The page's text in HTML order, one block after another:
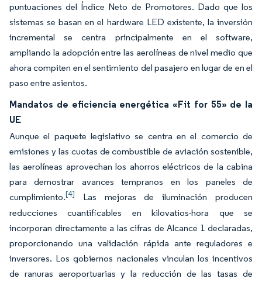
puntuaciones del Índice Neto de Promotores. Dado que los
sistemas se basan en el hardware LED existente, la inversión
incremental se centra principalmente en el software,
ampliando la adopción entre las aerolíneas de nivel medio que
ahora compiten en el sentimiento del pasajero en lugar de en el
paso entre asientos.
Mandatos de eficiencia energética «Fit for 55» de la
UE
Aunque el paquete legislativo se centra en el comercio de
emisiones y las cuotas de combustible de aviación sostenible,
las aerolíneas aprovechan los ahorros eléctricos de la cabina
para demostrar avances tempranos en los paneles de
cumplimiento.[4]
Las mejoras de iluminación producen
reducciones cuantificables en kilovatios-hora que se
incorporan directamente a las cifras de Alcance 1 declaradas,
proporcionando una validación rápida ante reguladores e
inversores. Los gobiernos nacionales vinculan los incentivos
de ranuras aeroportuarias y la reducción de las tasas de